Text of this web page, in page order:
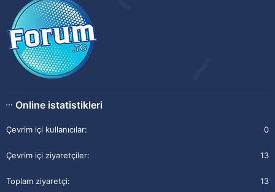
Online istatistikleri
Çevrim içi kullanıcılar 0
Çevrim içi ziyaretçiler 13
Toplam ziyaretçi 13